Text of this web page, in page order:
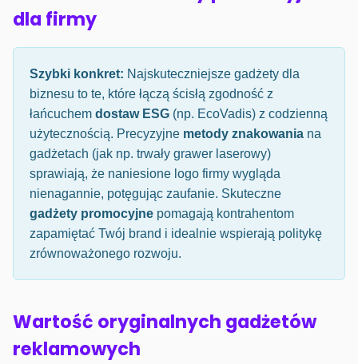
dla firmy
Szybki konkret: Najskuteczniejsze gadżety dla
biznesu to te, które łączą ścisłą zgodność z
łańcuchem dostaw ESG (np. EcoVadis) z codzienną
użytecznością. Precyzyjne metody znakowania na
gadżetach (jak np. trwały grawer laserowy)
sprawiają, że naniesione logo firmy wygląda
nienagannie, potęgując zaufanie. Skuteczne
gadżety promocyjne pomagają kontrahentom
zapamiętać Twój brand i idealnie wspierają politykę
zrównoważonego rozwoju.
Wartość oryginalnych gadżetów
reklamowych